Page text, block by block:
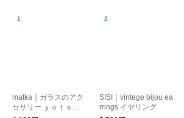
matka｜ガラスのアク
セサリー ｙｏｔｓｕ
SISI｜vintege bijou ea
rrings イヤリング